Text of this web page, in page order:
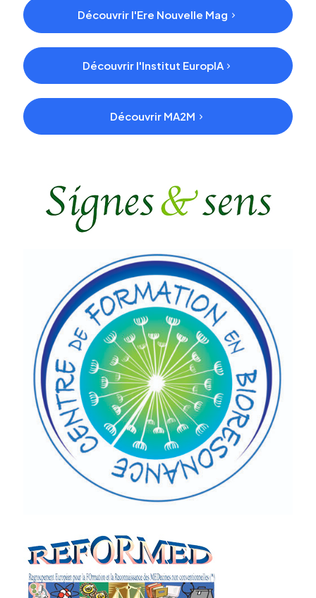
Découvrir l'Ere Nouvelle Mag
Découvrir l'Institut EuropIA
Découvrir MA2M